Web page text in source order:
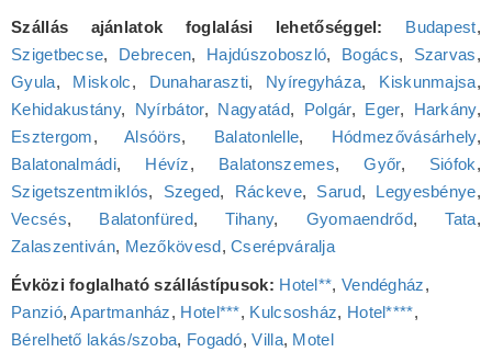
Szállás ajánlatok foglalási lehetőséggel: Budapest,
Szigetbecse, Debrecen, Hajdúszoboszló, Bogács, Szarvas,
Gyula, Miskolc, Dunaharaszti, Nyíregyháza, Kiskunmajsa,
Kehidakustány, Nyírbátor, Nagyatád, Polgár, Eger, Harkány,
Esztergom,Alsóörs, Balatonlelle, Hódmezővásárhely,
Balatonalmádi, Hévíz, Balatonszemes,Győr, Siófok,
Szigetszentmiklós, Szeged, Ráckeve, Sarud, Legyesbénye,
Vecsés, Balatonfüred,Tihany, Gyomaendrőd,Tata,
Zalaszentiván, Mezőkövesd,Cserépváralja
Évközi foglalható szállástípusok: Hotel**, Vendégház,
Panzió,Apartmanház, Hotel***, Kulcsosház, Hotel****,
Bérelhető lakás/szoba, Fogadó,Villa, Motel